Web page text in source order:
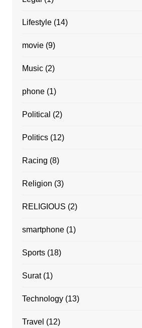
Lifestyle(14)
movie(9)
Music(2)
phone(1)
Political (2)
Politics(12)
Racing (8)
Religion (3)
RELIGIOUS (2)
smartphone(1)
Sports(18)
Surat(1)
Technology(13)
Travel (12)